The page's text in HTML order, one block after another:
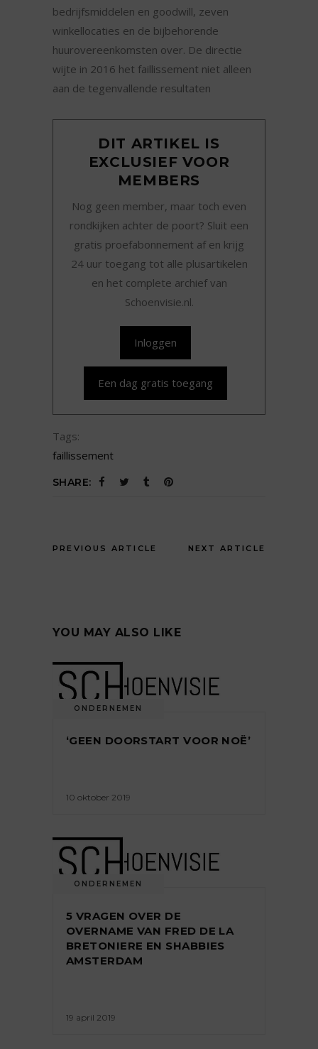
bedrijfsmiddelen en goodwill, zeven
winkellocaties en de bijbehorende
huurovereenkomsten over. De directie
wijte in 2016 het faillissement niet alleen
aan de tegenvallende resultaten
DIT ARTIKEL IS
EXCLUSIEF VOOR
MEMBERS
Nog geen member, maar toch even
rondkijken achter de poort? Sluit een
gratis proefabonnement af en krijg
24 uur toegang tot alle plusartikelen
en het complete archief van
Schoenvisie.nl.
Inloggen
Een dag gratis toegang
Tags:
faillissement
SHARE:
PREVIOUS ARTICLE NEXT ARTICLE
YOU MAY ALSO LIKE
ONDERNEMEN
‘GEEN DOORSTART VOOR NOË’
10 oktober 2019
ONDERNEMEN
5 VRAGEN OVER DE
OVERNAME VAN FRED DE LA
BRETONIERE EN SHABBIES
AMSTERDAM
19 april 2019